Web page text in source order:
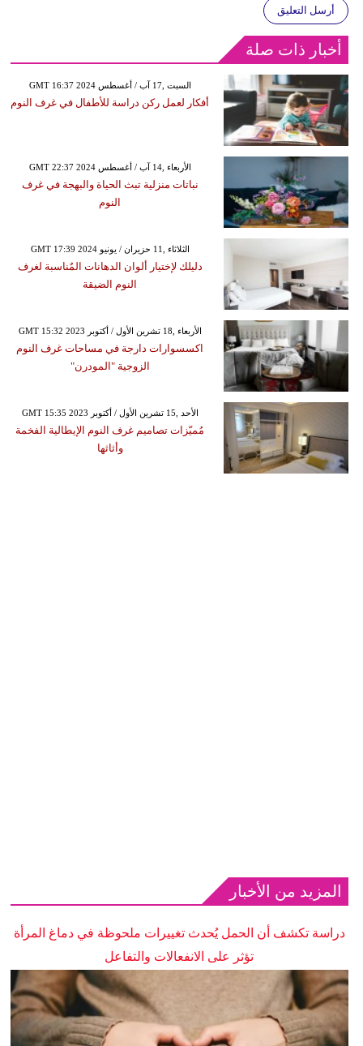
أرسل التعليق
أخبار ذات صلة
GMT 16:37 2024 السبت ,17 آب / أغسطس
أفكار لعمل ركن دراسة للأطفال في غرف النوم
GMT 22:37 2024 الأربعاء ,14 آب / أغسطس
نباتات منزلية تبث الحياة والبهجة في غرف
النوم
GMT 17:39 2024 الثلاثاء ,11 حزيران / يونيو
دليلك لإختيار ألوان الدهانات المٌناسبة لغرف
النوم الضيقة
GMT 15:32 2023 الأربعاء ,18 تشرين الأول / أكتوبر
اكسسوارات دارجة في مساحات غرف النوم
الزوجية "المودرن"
GMT 15:35 2023 الأحد ,15 تشرين الأول / أكتوبر
مُميّزات تصاميم غرف النوم الإيطالية الفخمة
وأثاثها
المزيد من الأخبار
دراسة تكشف أن الحمل يُحدث تغييرات ملحوظة في دماغ المرأة
تؤثر على الانفعالات والتفاعل